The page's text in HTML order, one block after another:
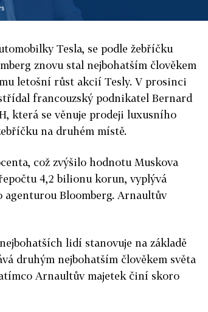
Tesla, se podle žebříčku
znovu stal nejbohatším člověkem
letošní růst akcií Tesly. V prosinci
francouzský podnikatel Bernard
která se věnuje prodeji luxusního
na druhém místě.
což zvýšilo hodnotu Muskova
4,2 bilionu korun, vyplývá
agenturou Bloomberg. Arnaultův
lidí stanovuje na základě
druhým nejbohatším člověkem světa
Arnaultův majetek činí skoro